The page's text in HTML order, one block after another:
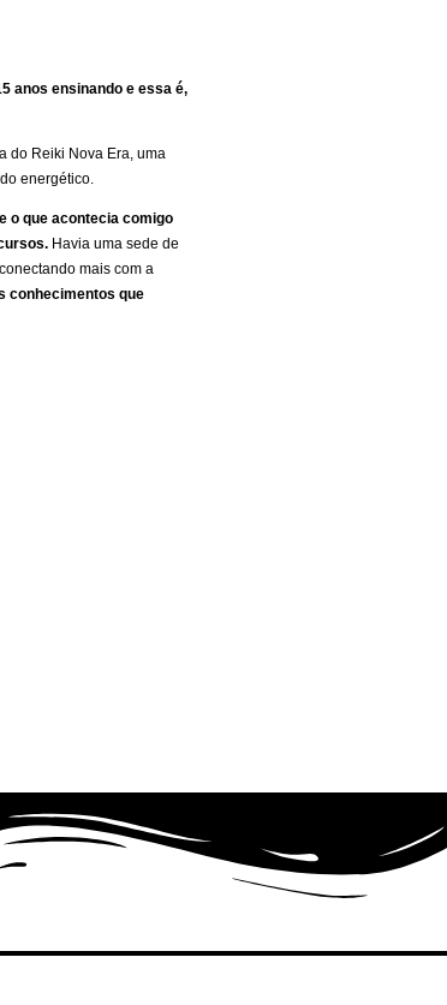
anos ensinando e essa é,
do Reiki Nova Era, uma
energético.
o que acontecia comigo
Havia uma sede de
mais com a
conhecimentos que